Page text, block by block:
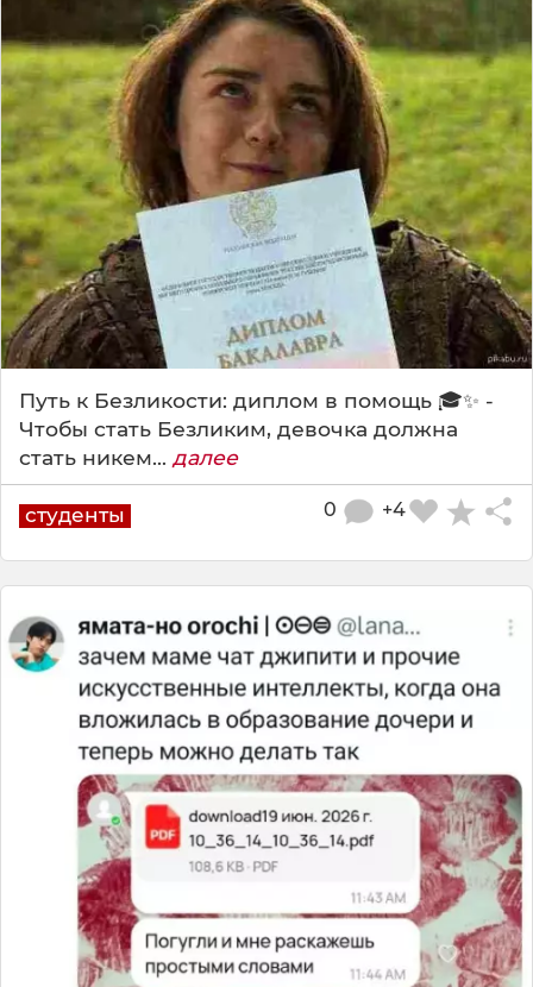
Путь к Безликости: диплом в помощь 🎓✨ -
Чтобы стать Безликим, девочка должна
стать никем... далее
студенты +4
0